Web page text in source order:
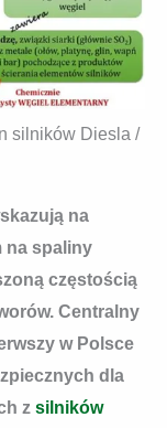
silników Diesla /
na
na spaliny
częstością
Centralny
w Polsce
dla
z silników